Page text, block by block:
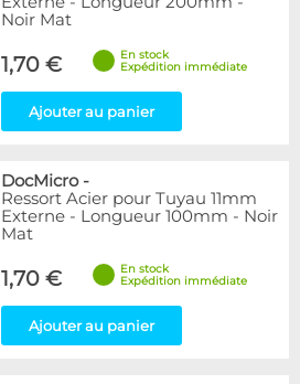
Noir Mat
1,70 €
En stock
Expédition immédiate
Ajouter au panier
DocMicro-
Ressort Acier pour Tuyau 11mm
Externe - Longueur 100mm - Noir
Mat
1,70 €
En stock
Expédition immédiate
Ajouter au panier